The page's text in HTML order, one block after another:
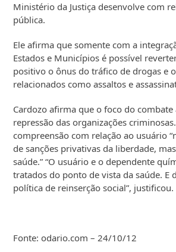
Ministério da Justiça desenvolve com
pública.
Ele afirma que somente com a
Estados e Municípios é possível
positivo o ônus do tráfico de drogas e
relacionados como assaltos e
Cardozo afirma que o foco do combate
repressão das organizações
compreensão com relação ao usuário
de sanções privativas da liberdade,
saúde.” “O usuário e o dependente
tratados do ponto de vista da saúde. E
política de reinserção social”, justificou.
Fonte: odario.com – 24/10/12